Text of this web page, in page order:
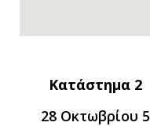
Κατάστημα 2
28 Οκτωβρίου 5